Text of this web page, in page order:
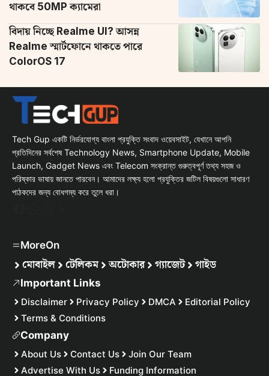
থাকবে 50MP ক্যামেরা
বিদায় নিচ্ছে Realme UI? আসন্ন
Realme স্মার্টফোনে থাকতে পারে
ColorOS 17
Tech Gup একটি নির্ভরযোগ্য বাংলা প্রযুক্তি সংবাদ ওয়েবসাইট, যেখানে আপনি
প্রতিদিনের সর্বশেষ Technology News, Smartphone Update, Mobile
Launch, Gadget News এবং Telecom সংক্রান্ত গুরুত্বপূর্ণ তথ্য সহজ ও
পরিষ্কার ভাষায় জানতে পারবেন। আমাদের লক্ষ্য হলো প্রযুক্তির জটিল বিষয়গুলো সাধারণ
পাঠকদের জন্য বোধগম্য করে তুলে ধরা।
MoreOn
মোবাইল টেলিকম অটোকার গ্যাজেট গাইড
Important Links
Disclaimer Privacy Policy DMCA
Editorial Policy
Terms & Conditions
Company
About Us Contact Us
Join Our Team
Advertise With Us
Funding Information